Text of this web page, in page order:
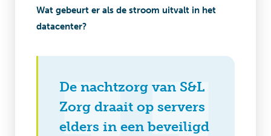
Wat gebeurt er als de stroom uitvalt in het
datacenter?
De nachtzorg van S&L
Zorg draait op servers
elders in een beveiligd